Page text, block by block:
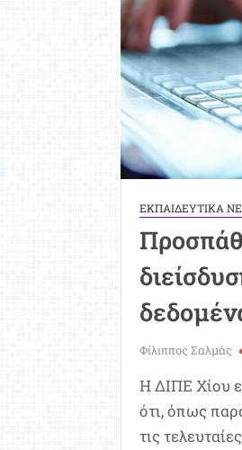
ΕΚΠΑΙΔΕΥΤΙΚΑ
Φίλιππος Σαλμάς
Η ΔΙΠΕ Χίου
ότι, όπως
τις